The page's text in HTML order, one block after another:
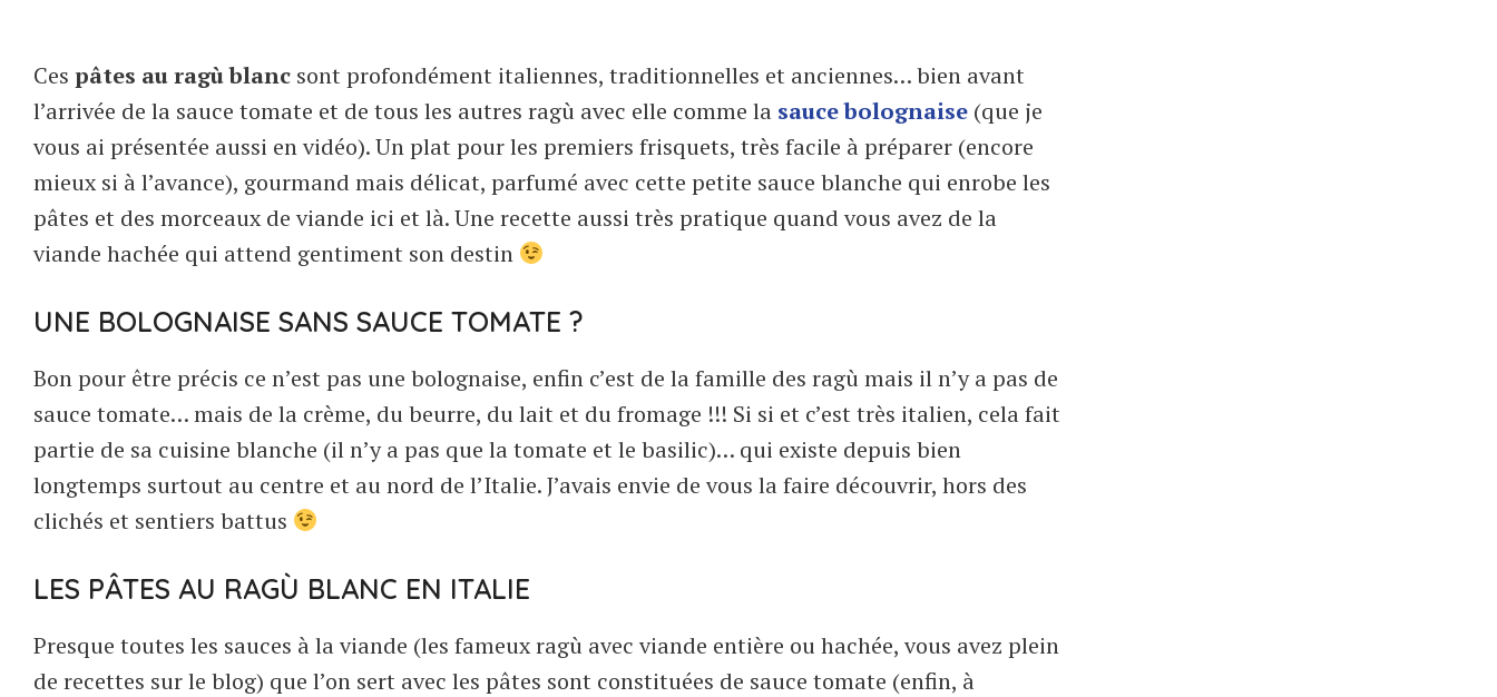
Ces pâtes au ragù blanc sont profondément italiennes, traditionnelles et anciennes… bien avant
l’arrivée de la sauce tomate et de tous les autres ragù avec elle comme la sauce bolognaise (que je
vous ai présentée aussi en vidéo). Un plat pour les premiers frisquets, très facile à préparer (encore
mieux si à l’avance), gourmand mais délicat, parfumé avec cette petite sauce blanche qui enrobe les
pâtes et des morceaux de viande ici et là. Une recette aussi très pratique quand vous avez de la
viande hachée qui attend gentiment son destin
UNE BOLOGNAISE SANS SAUCE TOMATE ?
Bon pour être précis ce n’est pas une bolognaise, enfin c’est de la famille des ragù mais il n’y a pas de
sauce tomate… mais de la crème, du beurre, du lait et du fromage !!! Si si et c’est très italien, cela fait
partie de sa cuisine blanche (il n’y a pas que la tomate et le basilic)… qui existe depuis bien
longtemps surtout au centre et au nord de l’Italie. J’avais envie de vous la faire découvrir, hors des
clichés et sentiers battus
LES PÂTES AU RAGÙ BLANC EN ITALIE
Presque toutes les sauces à la viande (les fameux ragù avec viande entière ou hachée, vous avez plein
de recettes sur le blog) que l’on sert avec les pâtes sont constituées de sauce tomate (enfin, à